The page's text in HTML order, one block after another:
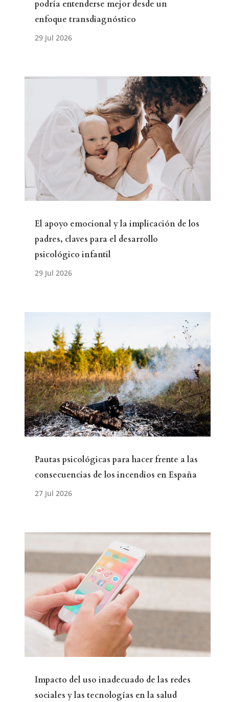
podría entenderse mejor desde un
enfoque transdiagnóstico
El apoyo emocional y la implicación de los
padres, claves para el desarrollo
psicológico infantil
Pautas psicológicas para hacer frente a las
consecuencias de los incendios en España
Impacto del uso inadecuado de las redes
sociales y las tecnologías en la salud